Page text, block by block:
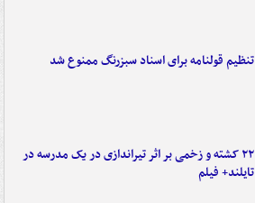
تنظیم قولنامه برای اسناد سبزرنگ ممنوع شد
۲۲ کشته و زخمی بر اثر تیراندازی در یک مدرسه در
تایلند+ فیلم